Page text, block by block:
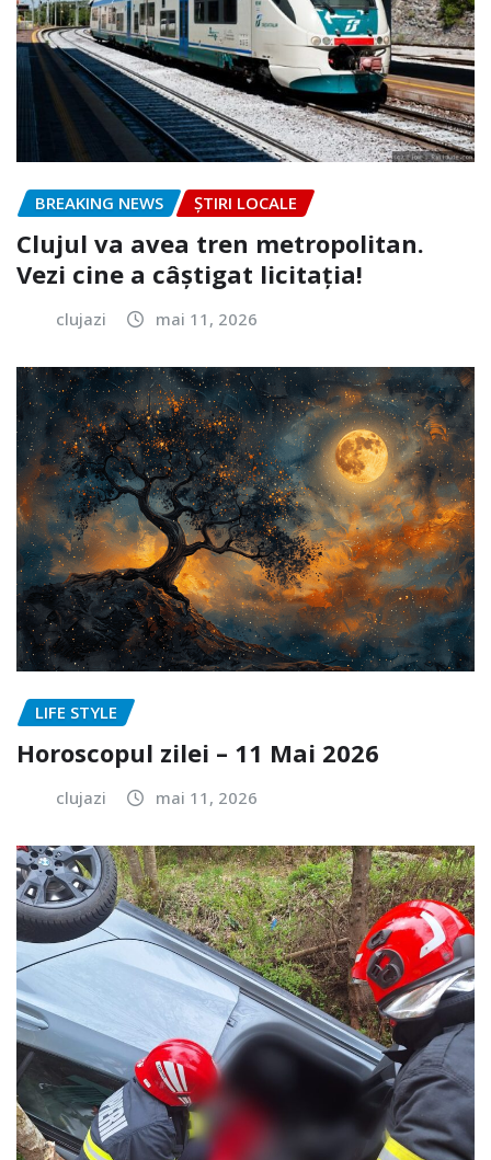
BREAKING NEWS ȘTIRI LOCALE
Clujul va avea tren metropolitan.
Vezi cine a câștigat licitația!
clujazi mai 11, 2026
LIFE STYLE
Horoscopul zilei – 11 Mai 2026
clujazi mai 11, 2026